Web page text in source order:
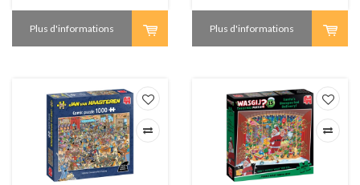
Plus d'informations Plus d'informations